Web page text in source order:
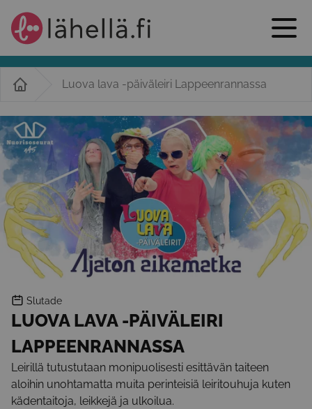
Luova lava -päiväleiri Lappeenrannassa
Slutade
LUOVA LAVA -PÄIVÄLEIRI
LAPPEENRANNASSA
Leirillä tutustutaan monipuolisesti esittävän taiteen
aloihin unohtamatta muita perinteisiä leiritouhuja kuten
kädentaitoja, leikkejä ja ulkoilua.